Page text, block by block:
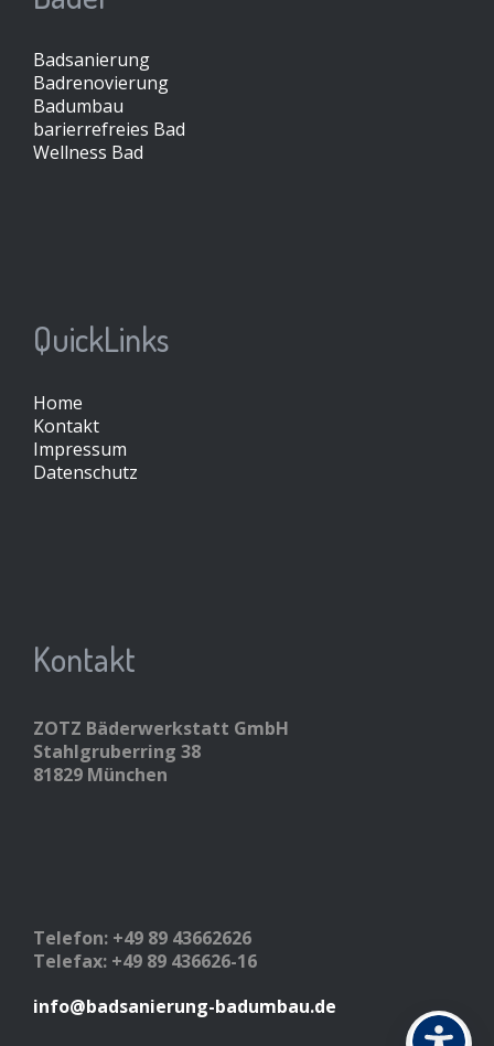
Badsanierung
Badrenovierung
Badumbau
barierrefreies Bad
Wellness Bad
QuickLinks
Home
Kontakt
Impressum
Datenschutz
Kontakt
ZOTZ Bäderwerkstatt GmbH
Stahlgruberring 38
81829 München
Telefon: +49 89 43662626
Telefax: +49 89 436626-16
info@badsanierung-badumbau.de